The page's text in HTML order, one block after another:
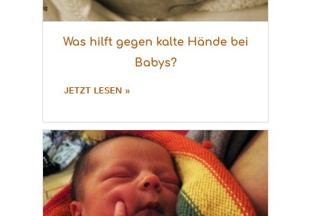
Was hilft gegen kalte Hände bei
Babys?
JETZT LESEN »